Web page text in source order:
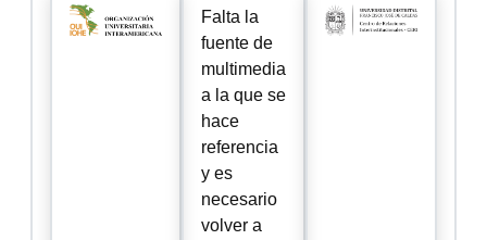
Imagen
Falta la
fuente de
multimedia
a la que se
hace
referencia
y es
necesario
volver a
Imagen